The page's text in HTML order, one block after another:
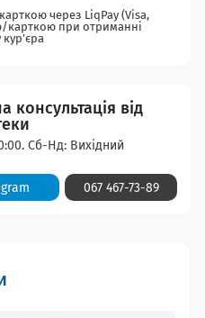
через LiqPay (Visa,
карткою при отриманні
консультація від
Сб-Нд: Вихідний
067 467-73-89